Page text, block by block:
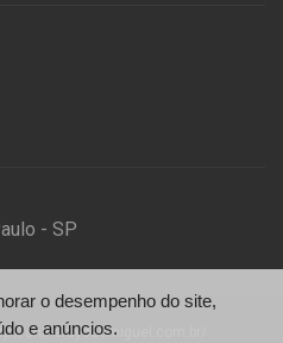
- SP
shineraysaomiguel.com.br/
o desempenho do site,
e anúncios.